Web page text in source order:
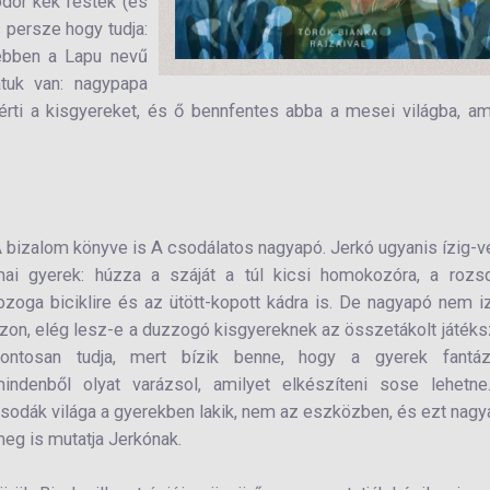
hogy tudja:
a Lapu nevű
van: nagypapa
a kisgyereket, és ő bennfentes abba a mesei világba,
bizalom könyve is A csodálatos nagyapó. Jerkó ugyanis ízig-
gyerek: húzza a száját a túl kicsi homokozóra, a
biciklire és az ütött-kopott kádra is. De nagyapó nem
elég lesz-e a duzzogó kisgyereknek az összetákolt
tudja, mert bízik benne, hogy a gyerek
olyat varázsol, amilyet elkészíteni sose
világa a gyerekben lakik, nem az eszközben, és ezt
is mutatja Jerkónak.